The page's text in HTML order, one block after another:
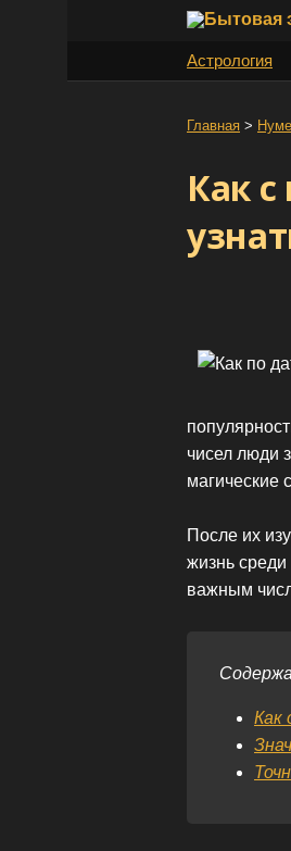
Астрология
Главная >
Как
чисел люди
магические
После их
жизнь
важным
Как